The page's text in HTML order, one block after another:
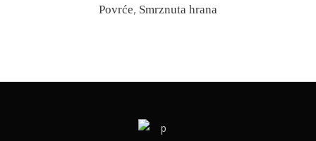
Povrće, Smrznuta hrana